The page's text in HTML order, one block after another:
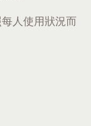
人使用狀況而